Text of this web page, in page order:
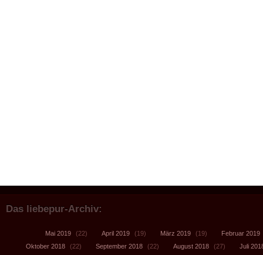
Das liebepur-Archiv:
Mai 2019 (22) April 2019 (19) März 2019 (19) Februar 2019
Oktober 2018
(22) September 2018 (22) August 2018 (27)
Juli